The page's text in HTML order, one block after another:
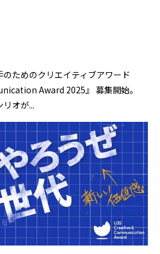
ためのクリエイティブアワード
Award 2025』 募集開始。
オが...